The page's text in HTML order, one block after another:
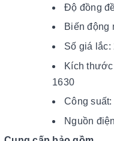
Độ đồng
Biến động
Số giá lắc:
Kích
1630
Công
Nguồn